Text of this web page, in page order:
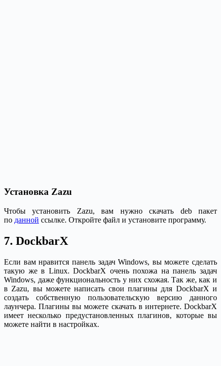
Установка Zazu
Чтобы установить Zazu, вам нужно скачать deb пакет
по данной ссылке. Откройте файл и установите программу.
7. DockbarX
Если вам нравится панель задач Windows, вы можете сделать
такую же в Linux. DockbarX очень похожа на панель задач
Windows, даже функциональность у них схожая. Так же, как и
в Zazu, вы можете написать свои плагины для DockbarX и
создать собственную пользовательскую версию данного
лаунчера. Плагины вы можете скачать в интернете. DockbarX
имеет несколько предустановленных плагинов, которые вы
можете найти в настройках.